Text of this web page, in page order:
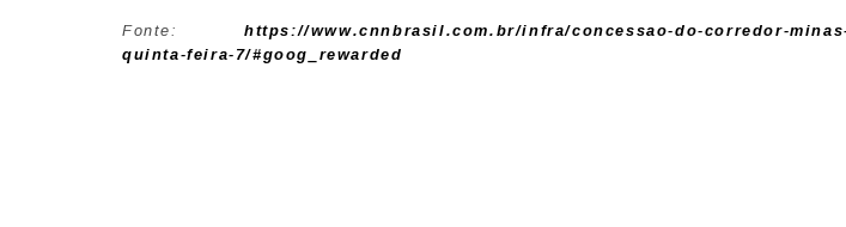
Fonte:https://www.cnnbrasil.com.br/infra/concessao-do-corredor-
quinta-feira-7/#goog_rewarded